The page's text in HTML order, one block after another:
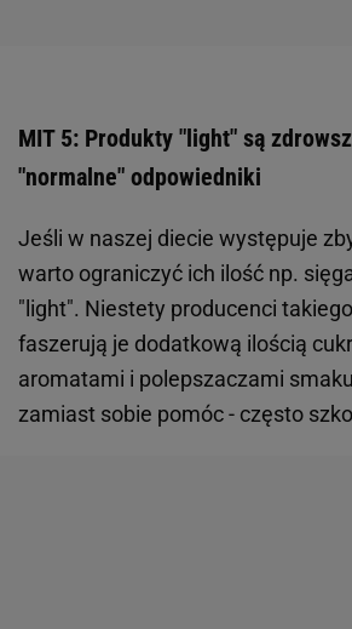
MIT 5: Produkty "light" są
"normalne" odpowiedniki
Jeśli w naszej diecie występuje
warto ograniczyć ich ilość np.
"light". Niestety producenci
faszerują je dodatkową ilością
aromatami i polepszaczami
zamiast sobie pomóc - często